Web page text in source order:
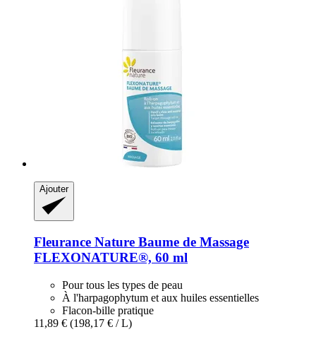
Ajouter
Fleurance Nature Baume de Massage
FLEXONATURE®, 60 ml
Pour tous les types de peau
À l'harpagophytum et aux huiles essentielles
Flacon-bille pratique
11,89 € (198,17 € / L)